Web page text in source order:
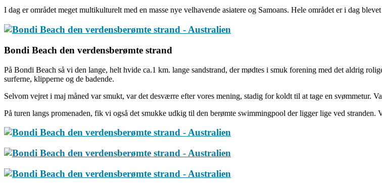
I dag er området meget multikulturelt med en masse nye velhavende asiatere og Samoans. Hele området er i dag
Bondi Beach den verdensberømte strand
På Bondi Beach så vi den lange, helt hvide ca.1 km. lange sandstrand, der mødtes i smuk forening med det aldrig
surferne, klipperne og de badende.
Selvom vejret i maj måned var smukt, var det desværre efter vores mening, stadig for koldt til at tage en svømmetur.
På turen langs promenaden, fik vi også det smukke udkig til den berømte swimmingpool der ligger lige ved